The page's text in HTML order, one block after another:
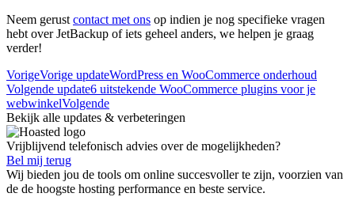
Neem gerust contact met ons op indien je nog specifieke vragen
hebt over JetBackup of iets geheel anders, we helpen je graag
verder!
VorigeVorige updateWordPress en WooCommerce onderhoud
Volgende update6 uitstekende WooCommerce plugins voor je
webwinkelVolgende
Bekijk alle updates & verbeteringen
Vrijblijvend telefonisch advies over de mogelijkheden?
Bel mij terug
Wij bieden jou de tools om online succesvoller te zijn, voorzien van
de de hoogste hosting performance en beste service.